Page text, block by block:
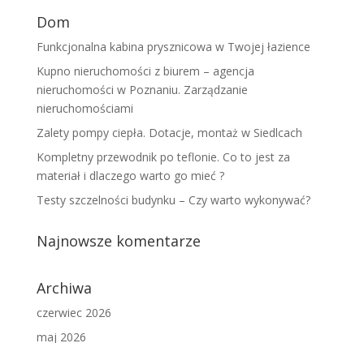
Dom
Funkcjonalna kabina prysznicowa w Twojej łazience
Kupno nieruchomości z biurem – agencja
nieruchomości w Poznaniu. Zarządzanie
nieruchomościami
Zalety pompy ciepła. Dotacje, montaż w Siedlcach
Kompletny przewodnik po teflonie. Co to jest za
materiał i dlaczego warto go mieć ?
Testy szczelności budynku – Czy warto wykonywać?
Najnowsze komentarze
Archiwa
czerwiec 2026
maj 2026